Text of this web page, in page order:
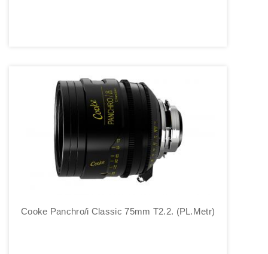
Cooke Panchro/i Classic 75mm T2.2. (PL.Metr)